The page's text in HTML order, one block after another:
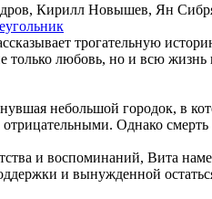
Кирилл Новышев, Ян
трогательную
любовь, но и всю
небольшой городок, в
Однако
и воспоминаний, Вита
и вынужденной остаться